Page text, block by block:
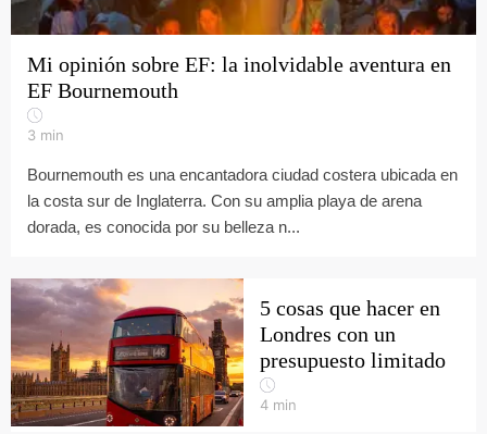
Mi opinión sobre EF: la inolvidable aventura en
EF Bournemouth
3 min
Bournemouth es una encantadora ciudad costera ubicada en
la costa sur de Inglaterra. Con su amplia playa de arena
dorada, es conocida por su belleza n...
5 cosas que hacer en
Londres con un
presupuesto limitado
4 min